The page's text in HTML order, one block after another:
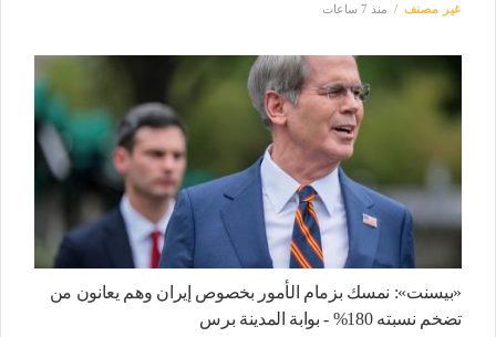
غير مصنف منذ 7 ساعات
«بيسنت»: نمسك بزمام الأمور بخصوص إيران وهم يعانون من
تضخم نسبته 180% - بوابة المدينة برس